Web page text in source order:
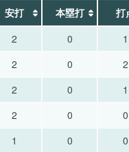
安打 本塁打 打
2
0 1
2
0 2
2
0 1
2
0 0
1
0 0